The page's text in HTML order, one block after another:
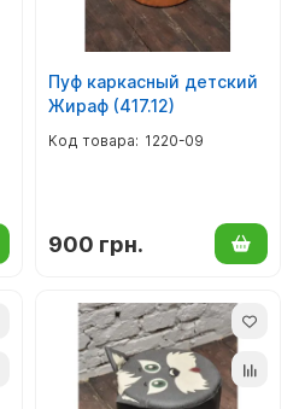
Пуф каркасный детский
Жираф (417.12)
1220-09
900 грн.